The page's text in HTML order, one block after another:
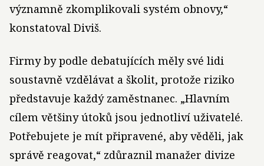
významně zkomplikovali systém obnovy,“
konstatoval Diviš.
Firmy by podle debatujících měly své lidi
soustavně vzdělávat a školit, protože riziko
představuje každý zaměstnanec. „Hlavním
cílem většiny útoků jsou jednotliví uživatelé.
Potřebujete je mít připravené, aby věděli, jak
správě reagovat,“ zdůraznil manažer divize